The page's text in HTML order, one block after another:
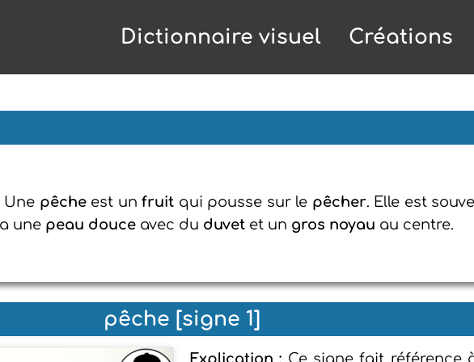
Dictionnaire visuel Créations
Une pêcheest unfruit qui pousse sur le pêcher. Elle est
une peau douce avec du duvet et un gros noyau au centre.
pêche [signe 1]
Explication : Ce signe fait référence